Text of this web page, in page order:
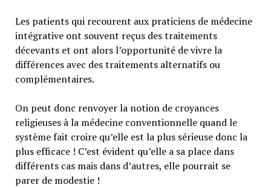
Les patients qui recourent aux praticiens de médecine
intégrative ont souvent reçus des traitements
décevants et ont alors l’opportunité de vivre la
différences avec des traitements alternatifs ou
complémentaires.
On peut donc renvoyer la notion de croyances
religieuses à la médecine conventionnelle quand le
système fait croire qu’elle est la plus sérieuse donc la
plus efficace ! C’est évident qu’elle a sa place dans
différents cas mais dans d’autres, elle pourrait se
parer de modestie !